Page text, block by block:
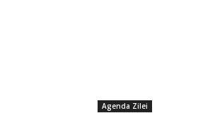
Agenda Zilei